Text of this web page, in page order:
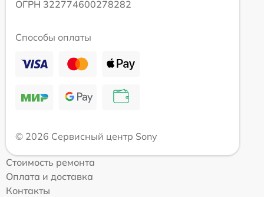
ОГРН 322774600278282
Способы оплаты
© 2026 Сервисный центр Sony
Стоимость ремонта
Оплата и доставка
Контакты